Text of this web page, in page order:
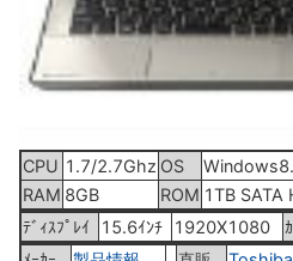
CPU 1.7/2.7Ghz OS
RAM 8GB ROM 1TB SATA
ﾃﾞｨｽﾌﾟﾚｲ
15.6ｲﾝﾁ 1920X1080